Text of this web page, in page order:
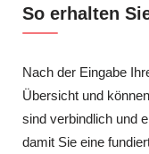
So erhalten
Nach der Eingabe
Übersicht und
sind verbindlich und
damit Sie eine